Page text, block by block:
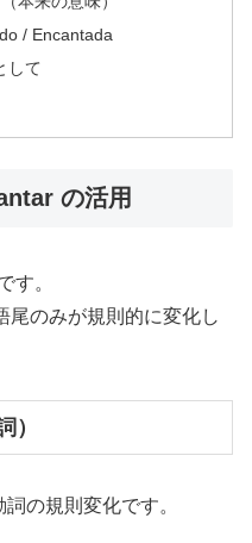
/ Encantada
して
の活用
す。
尾のみが規則的に変化し
）
の規則変化です。